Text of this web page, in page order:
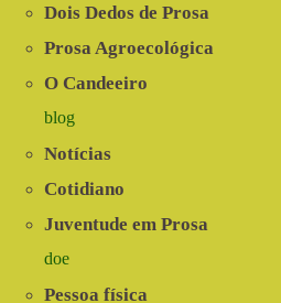
Dois Dedos de Prosa
Prosa Agroecológica
O Candeeiro
blog
Notícias
Cotidiano
Juventude em Prosa
doe
Pessoa física